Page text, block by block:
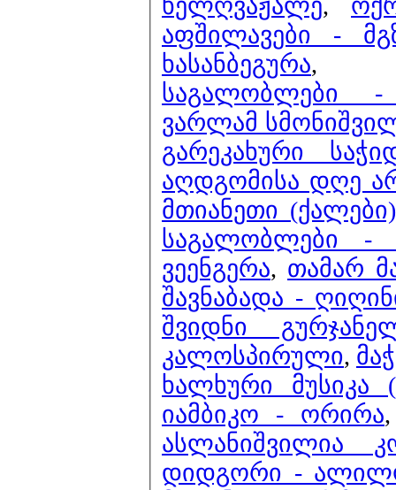
აფშილავები -
ხასანბეგურა
საგალობლები -
ვარლამ
გარეკახური
აღდგომისა დღე
მთიანეთი
საგალობლები -
ვეენგერა, თამარ
შავნაბადა -
შვიდნი
კალოსპირული,
ხალხური
იამბიკო - ორირა
ასლანიშვილია
დიდგორი -